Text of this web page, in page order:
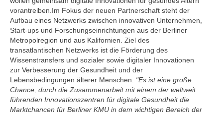
vorantreiben.Im Fokus der neuen Partnerschaft steht der
Aufbau eines Netzwerks zwischen innovativen Unternehmen,
Start-ups und Forschungseinrichtungen aus der Berliner
Metropolregion und aus Kalifornien. Ziel des
transatlantischen Netzwerks ist die Förderung des
Wissenstransfers und sozialer sowie digitaler Innovationen
zur Verbesserung der Gesundheit und der
Lebensbedingungen älterer Menschen. "Es ist eine große
Chance, durch die Zusammenarbeit mit einem der weltweit
führenden Innovationszentren für digitale Gesundheit die
Marktchancen für Berliner KMU in dem wichtigen Bereich der